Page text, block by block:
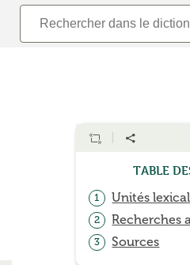
Table
1 Unités
2 Recherches
3 Sources